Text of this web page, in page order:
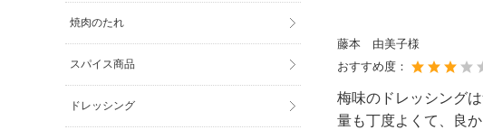
藤本 由美子様
おすすめ度：
梅味のドレッシング
量も丁度よくて、良か
焼肉のたれ
スパイス商品
ドレッシング